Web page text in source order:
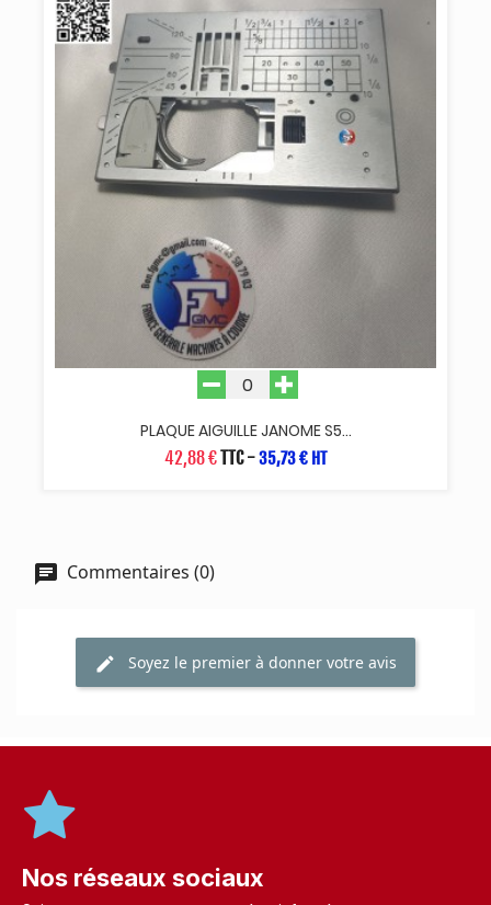
PLAQUE AIGUILLE JANOME S5...
42,88 €TTC-35,73 € HT
Commentaires (0)
Soyez le premier à donner votre avis
Nos réseaux sociaux